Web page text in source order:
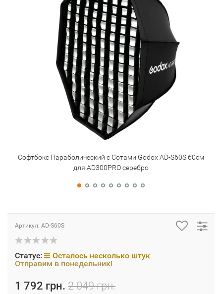
Софтбокс Параболический с Сотами Godox AD-S60S 60см
для AD300PRO серебро
Артикул: AD-S60S
Статус:
Осталось несколько штук
Отправим в понедельник!
1 792 грн. 2 049 грн.